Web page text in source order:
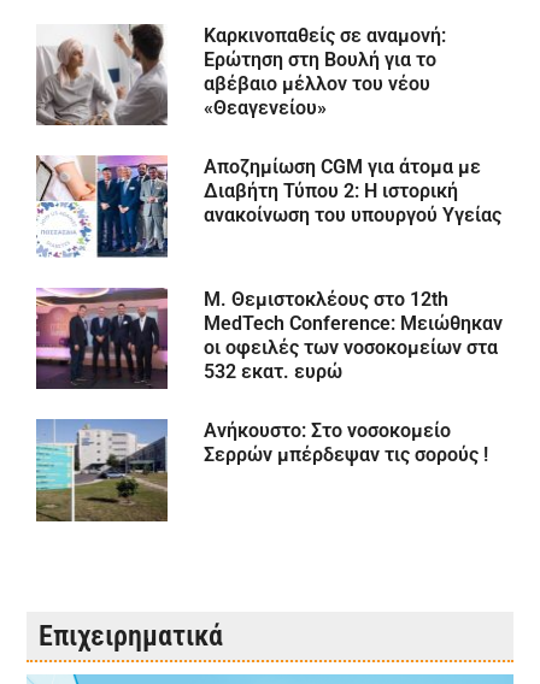
Καρκινοπαθείς σε αναμονή:
Ερώτηση στη Βουλή για το
αβέβαιο μέλλον του νέου
«Θεαγενείου»
Αποζημίωση CGM για άτομα με
Διαβήτη Τύπου 2: Η ιστορική
ανακοίνωση του υπουργού Υγείας
Μ. Θεμιστοκλέους στο 12th
MedTech Conference: Μειώθηκαν
οι οφειλές των νοσοκομείων στα
532 εκατ. ευρώ
Ανήκουστο: Στο νοσοκομείο
Σερρών μπέρδεψαν τις σορούς !
Επιχειρηματικά